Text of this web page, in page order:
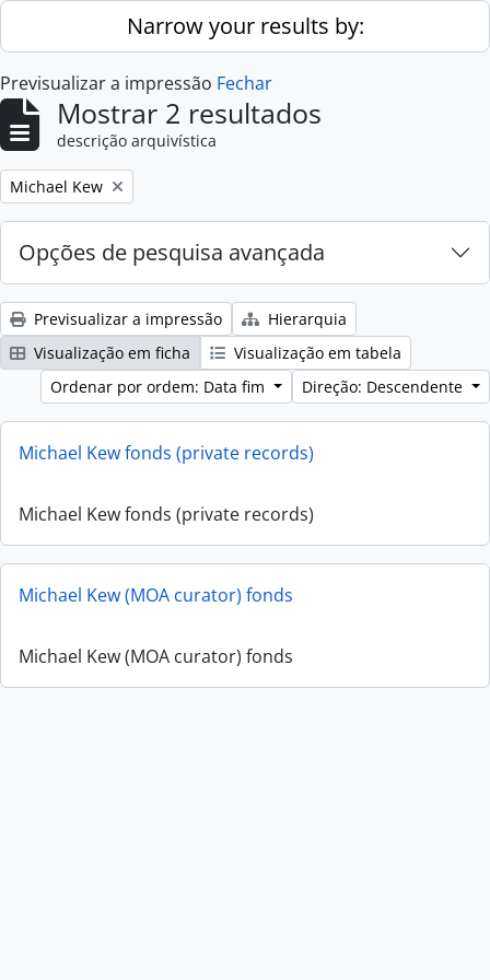
Skip to main contentNarrow your results by:
Previsualizar a impressão Fechar
Mostrar 2 resultados
descrição arquivística
Remove filter:
Michael Kew
Opções de pesquisa avançada
Previsualizar a impressão
Hierarquia
Visualização em ficha
Visualização em tabela
Ordenar por ordem: Data fim
Direção: Descendente
Michael Kew fonds (private records)
Michael Kew fonds (private records)
Michael Kew (MOA curator) fonds
Michael Kew (MOA curator) fonds